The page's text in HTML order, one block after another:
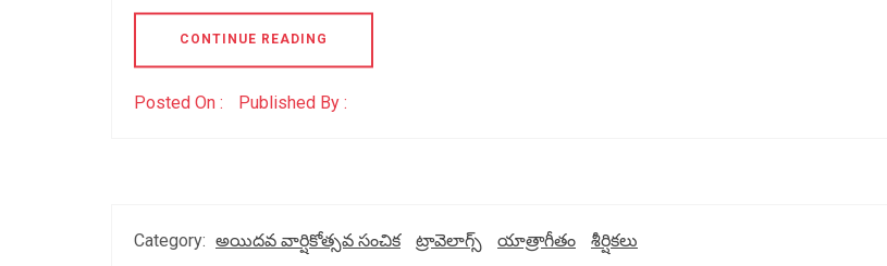
CONTINUE READING
Posted On : Published By :
Category: అయిదవ వార్షికోత్సవ సంచిక ట్రావెలాగ్స్ యాత్రాగీతం శీర్షికలు